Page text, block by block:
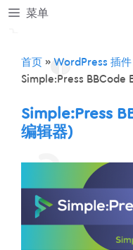
跳
菜单
首页 » WordPress 插件
Simple:Press BBCode
Simple:Press
编辑器)